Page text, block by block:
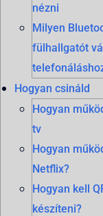
nézni
Milyen
fülhallgatót
Hogyan csináld
Hogyan
tv
Hogyan
Netflix?
Hogyan kell
készíteni?